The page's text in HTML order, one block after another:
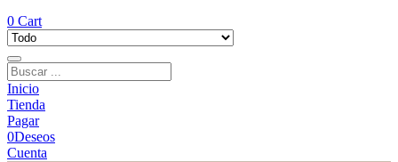
0 Cart
Inicio
Tienda
Pagar
0Deseos
Cuenta